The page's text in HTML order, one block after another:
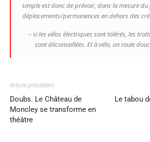
simple est donc de prévoir, dans la mesure du
déplacements/permanences en dehors des
– si les vélos électriques sont tolérés, les
sont déconseillées. Et à vélo, on roule
Article précédent
Doubs. Le Château de
Moncley se transforme en
théâtre
Le tabou